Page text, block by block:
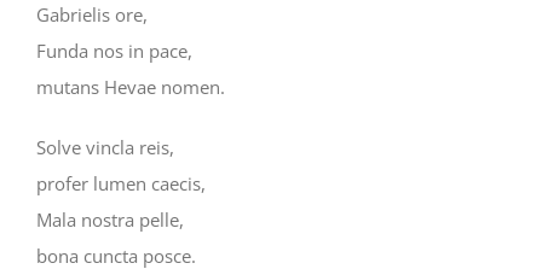
Gabrielis ore,
Funda nos in pace,
mutans Hevae nomen.
Solve vincla reis,
profer lumen caecis,
Mala nostra pelle,
bona cuncta posce.